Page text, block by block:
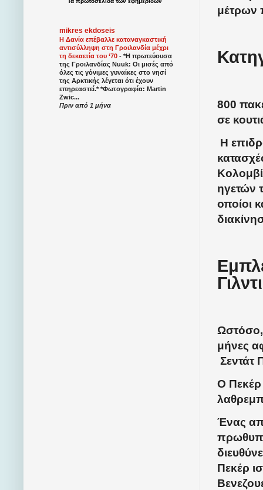
μέτρων
800
σε
Η
ηγετών
οποίοι
Ωστόσο,
μήνες
Σεντάτ
Ο Πεκέρ
Ένας
Πεκέρ
mikres ekdoseis
Η Δανία επέβαλλε καταναγκαστική
αντισύλληψη στη Γροιλανδία μέχρι
τη δεκαετία του ‘70 - *Η πρωτεύουσα
της Γροιλανδίας Nuuk: Οι μισές από
όλες τις γόνιμες γυναίκες στο νησί
της Αρκτικής λέγεται ότι έχουν
επηρεαστεί.* *Φωτογραφία: Martin
Zwic...
Πριν από 1 μήνα